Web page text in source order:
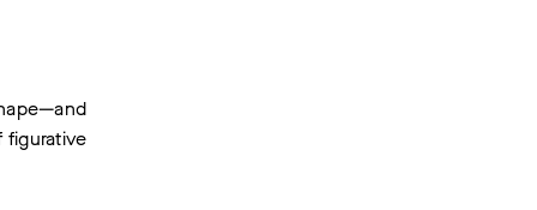
figurative